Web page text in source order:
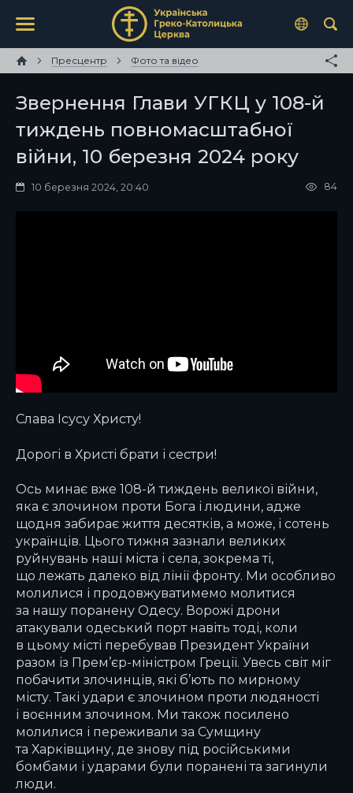
Пресцентр Фото та відео
Звернення Глави УГКЦ у 108-й
тиждень повномасштабної
війни, 10 березня 2024 року
10 березня 2024, 20:40 84
Слава Ісусу Христу!
Дорогі в Христі брати і сестри!
Ось минає вже 108-й тиждень великої війни,
яка є злочином проти Бога і людини, адже
щодня забирає життя десятків, а може, і сотень
українців. Цього тижня зазнали великих
руйнувань наші міста і села, зокрема ті,
що лежать далеко від лінії фронту. Ми особливо
молилися і продовжуватимемо молитися
за нашу поранену Одесу. Ворожі дрони
атакували одеський порт навіть тоді, коли
в цьому місті перебував Президент України
разом із Прем’єр-міністром Греції. Увесь світ міг
побачити злочинців, які б’ють по мирному
місту. Такі удари є злочином проти людяності
і воєнним злочином. Ми також посилено
молилися і переживали за Сумщину
та Харківщину, де знову під російськими
бомбами і ударами були поранені та загинули
люди.